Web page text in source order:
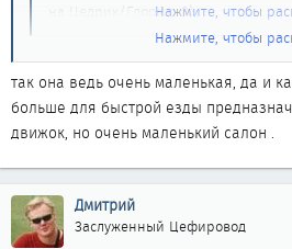
на Цедрик/Глорию 8)Нажмите, чтобы
А почему SkyLine седан не
комфортабельный машин.
Нажмите, чтобы
так она ведь очень маленькая, да и
больше для быстрой езды
движок, но очень маленький салон .
Дмитрий
Заслуженный Цефировод